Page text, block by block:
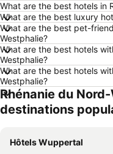
Hôtels Palma
Hôtels Annecy
Hôtels Amsterdam
Hôtels Crète
Hôtels Ibiza
Hôtels Tyrol du Sud
Hôtels Grèce
What are the best hotels in
What are the best luxury
What are the best pet-
Westphalie?
What are the best hotels
Westphalie?
What are the best hotels
Westphalie?
Rhénanie du
destinations
Hôtels Wuppertal